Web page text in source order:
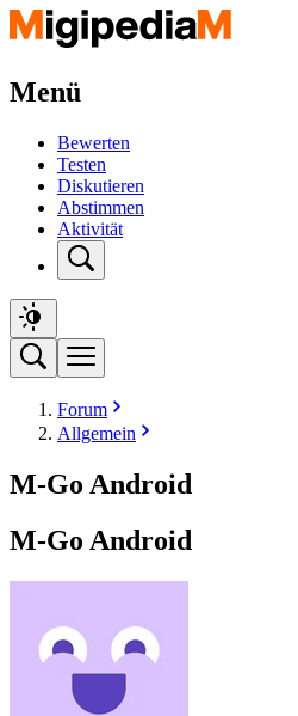
Menü
Bewerten
Testen
Diskutieren
Abstimmen
Aktivität
Forum
Allgemein
M-Go Android
M-Go Android